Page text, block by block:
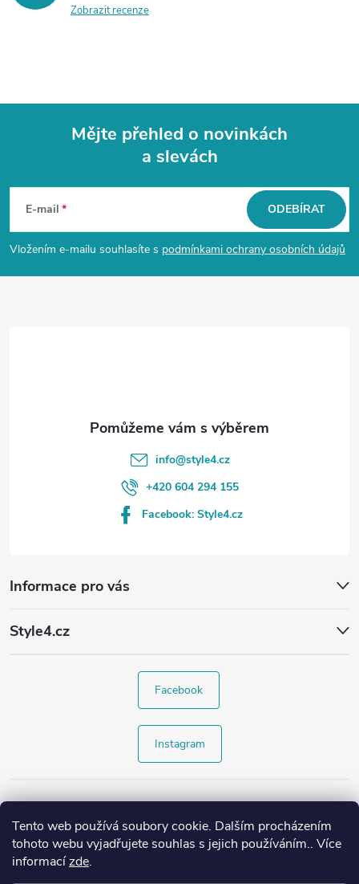
Tento web používá soubory cookie. Dalším procházením
tohoto webu vyjadřujete souhlas s jejich používáním.. Více
informacízde.
Zobrazit recenze
p
a
Mějte přehled o novinkách
a slevách
E-mail
Vložením e-mailu souhlasíte s podmínkami ochrany osobních údajů
ODEBÍRAT
Informace pro vás
Style4.cz
info@style4.cz
+420 604 294 155
Facebook: Style4.cz
Facebook
Instagram